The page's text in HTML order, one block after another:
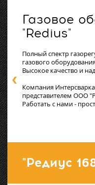
Газовое
"Redius"
Полный спектр
газового
Высокое качество и
Компания
представителем ООО
Работать с нами -
"Редиус